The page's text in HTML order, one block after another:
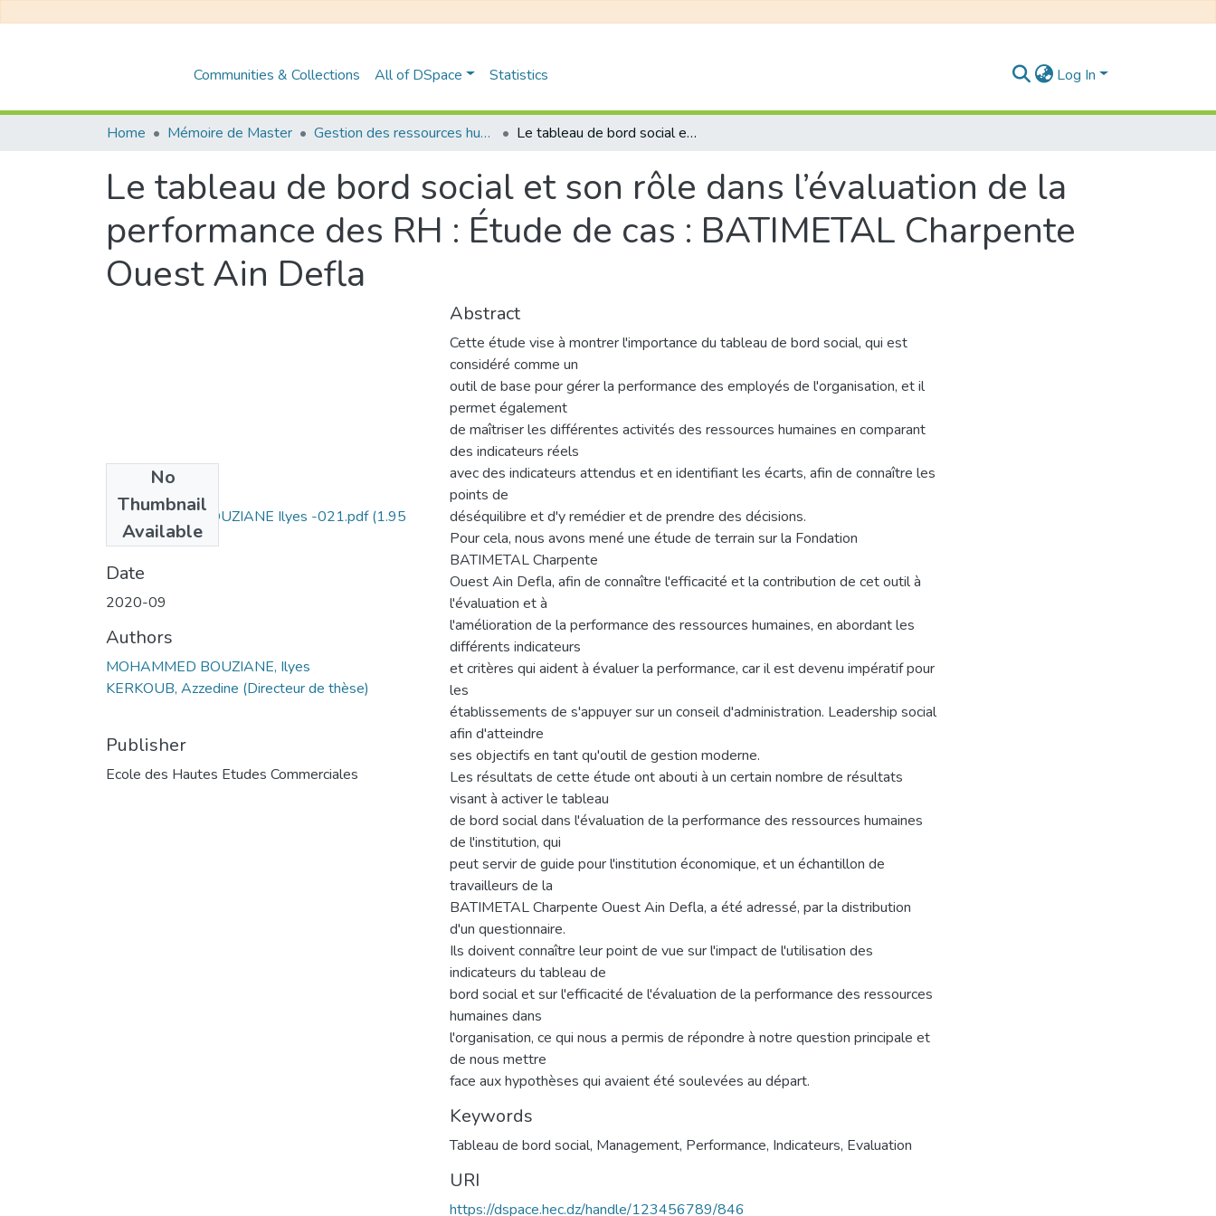
Communities & Collections All of DSpace Statistics Log In
Home Mémoire de Master Gestion des ressources humaines Le tableau de bord social et son rôle dans l’évaluation de la performance des RH : Étude de cas : BATIMETAL Charpente Ouest Ain Defla
Le tableau de bord social et son rôle dans l’évaluation de la
performance des RH : Étude de cas : BATIMETAL Charpente
Ouest Ain Defla
No
Thumbnail
Available
MOHAMMED BOUZIANE Ilyes -021.pdf(1.95
MB)
Date
2020-09
Authors
MOHAMMED BOUZIANE, Ilyes
KERKOUB, Azzedine (Directeur de thèse)
Publisher
Ecole des Hautes Etudes Commerciales
Abstract
Cette étude vise à montrer l'importance du tableau de bord social, qui est
considéré comme un
outil de base pour gérer la performance des employés de l'organisation, et il
permet également
de maîtriser les différentes activités des ressources humaines en comparant
des indicateurs réels
avec des indicateurs attendus et en identifiant les écarts, afin de connaître les
points de
déséquilibre et d'y remédier et de prendre des décisions.
Pour cela, nous avons mené une étude de terrain sur la Fondation
BATIMETAL Charpente
Ouest Ain Defla, afin de connaître l'efficacité et la contribution de cet outil à
l'évaluation et à
l'amélioration de la performance des ressources humaines, en abordant les
différents indicateurs
et critères qui aident à évaluer la performance, car il est devenu impératif pour
les
établissements de s'appuyer sur un conseil d'administration. Leadership social
afin d'atteindre
ses objectifs en tant qu'outil de gestion moderne.
Les résultats de cette étude ont abouti à un certain nombre de résultats
visant à activer le tableau
de bord social dans l'évaluation de la performance des ressources humaines
de l'institution, qui
peut servir de guide pour l'institution économique, et un échantillon de
travailleurs de la
BATIMETAL Charpente Ouest Ain Defla, a été adressé, par la distribution
d'un questionnaire.
Ils doivent connaître leur point de vue sur l'impact de l'utilisation des
indicateurs du tableau de
bord social et sur l'efficacité de l'évaluation de la performance des ressources
humaines dans
l'organisation, ce qui nous a permis de répondre à notre question principale et
de nous mettre
face aux hypothèses qui avaient été soulevées au départ.
Keywords
Tableau de bord social, Management, Performance, Indicateurs, Evaluation
URI
https://dspace.hec.dz/handle/123456789/846